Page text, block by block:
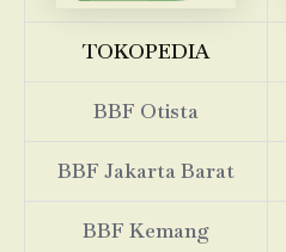
TOKOPEDIA
BBF Otista
BBF Jakarta Barat
BBF Kemang